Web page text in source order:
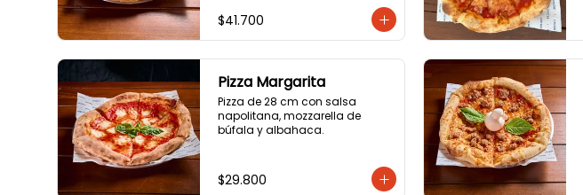
$41.700
Pizza Margarita
Pizza de 28 cm con salsa
napolitana, mozzarella de
búfala y albahaca.
$29.800